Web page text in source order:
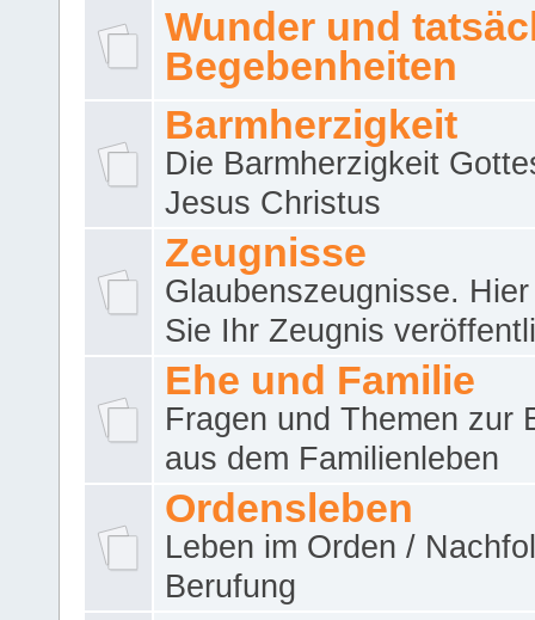
Wunder und
Begebenheiten
Barmherzigkeit
Die Barmherzigkeit
Jesus Christus
Zeugnisse
Glaubenszeugnisse.
Sie Ihr Zeugnis
Ehe und Familie
Fragen und Themen zur
aus dem Familienleben
Ordensleben
Leben im Orden /
Berufung